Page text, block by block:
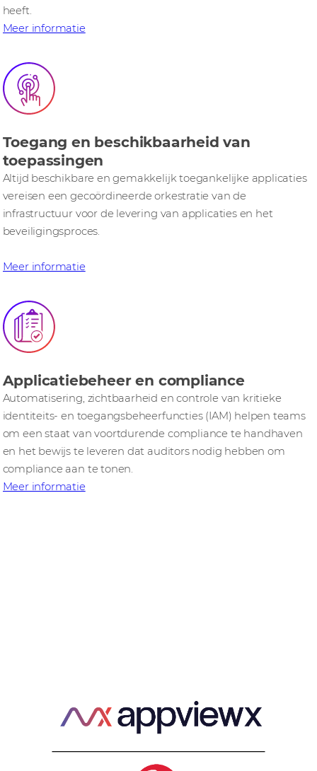
heeft.
Meer informatie
Toegang en beschikbaarheid van
toepassingen
Altijd beschikbare en gemakkelijk toegankelijke applicaties
vereisen een gecoördineerde orkestratie van de
infrastructuur voor de levering van applicaties en het
beveiligingsproces.
Meer informatie
Applicatiebeheer en compliance
Automatisering, zichtbaarheid en controle van kritieke
identiteits- en toegangsbeheerfuncties (IAM) helpen teams
om een staat van voortdurende compliance te handhaven
en het bewijs te leveren dat auditors nodig hebben om
compliance aan te tonen.
Meer informatie